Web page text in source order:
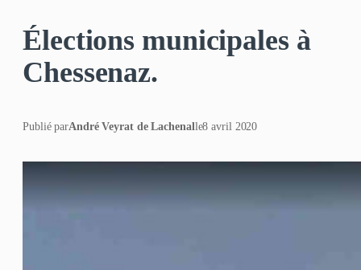
Élections municipales à
Chessenaz.
Publié parAndré Veyrat de Lachenalle8 avril 2020